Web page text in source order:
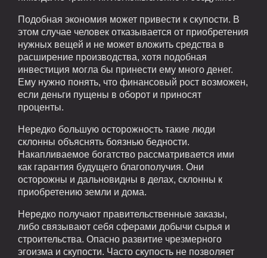
Подобная экономия может привести к скупости. В
этом случае человек отказывается от приобретения
нужных вещей и не может вложить средства в
расширение производства, хотя подобная
инвестиция могла бы принести ему много денег.
Ему нужно понять, что финансовый рост возможен,
если деньги пущены в оборот и приносят
проценты.
Нередко большую осторожность такие люди
склонны объяснять боязнью бедности.
Накапливаемое богатство рассматривается ими
как гарантия будущего благополучия. Они
осторожны и дальновидны в делах, склонны к
приобретению земли и дома.
Нередко получают правительственные заказы,
либо связывают себя сферами добычи сырья и
строительства. Опасно развитие чрезмерного
эгоизма и скупости. Часто скупость не позволяет